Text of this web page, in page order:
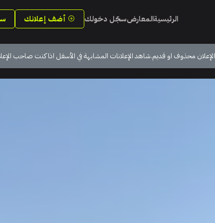
الرئيسيةالمعارضسجّل دخولك أضف إعلانك
الإعلان محذوف او قديم.شاهد الإعلانات المشابهة في الأسفل اذا كنت صاحب